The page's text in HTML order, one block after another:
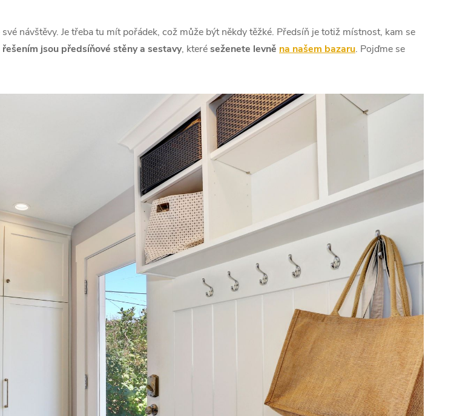
návštěvy. Je třeba tu mít pořádek, což může být někdy těžké. Předsíň je totiž místnost, kam se
jsou předsíňové stěny a sestavy, kteréseženete levně na našem bazaru. Pojďme se